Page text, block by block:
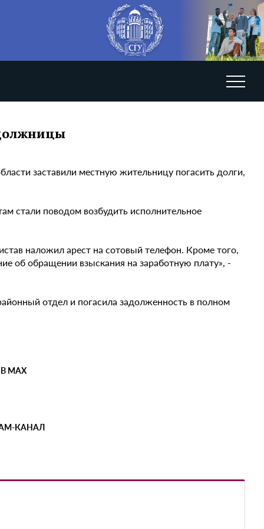
заставили местную жительницу погасить долги,
стали поводом возбудить исполнительное
наложил арест на сотовый телефон. Кроме того,
об обращении взыскания на заработную плату», -
отдел и погасила задолженность в полном
MAX
КАНАЛ